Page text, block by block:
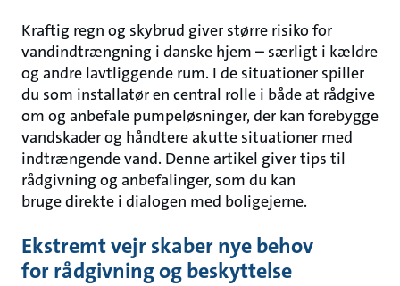
Kraftig regn og skybrud giver større risiko for
vandindtrængning i danske hjem – særligt i kældre
og andre lavtliggende rum. I de situationer spiller
du som installatør en central rolle i både at rådgive
om og anbefale pumpeløsninger, der kan forebygge
vandskader og håndtere akutte situationer med
indtrængende vand. Denne artikel giver tips til
rådgivning og anbefalinger, som du kan
bruge direkte i dialogen med boligejerne.
Ekstremt vejr skaber nye behov
for rådgivning og beskyttelse